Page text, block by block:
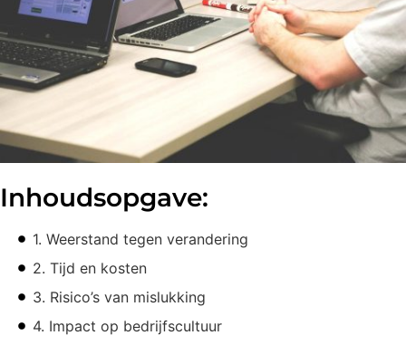
Inhoudsopgave:
1. Weerstand tegen verandering
2. Tijd en kosten
3. Risico’s van mislukking
4. Impact op bedrijfscultuur